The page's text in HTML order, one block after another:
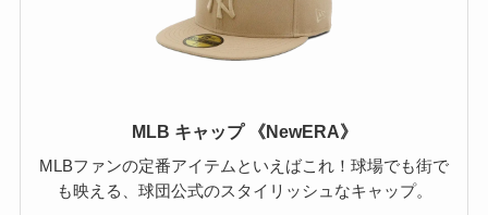
MLB キャップ 《NewERA》
MLBファンの定番アイテムといえばこれ！球場でも街で
も映える、球団公式のスタイリッシュなキャップ。